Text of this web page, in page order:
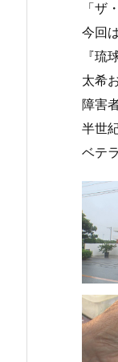
「ザ
今回
『琉
太希
障害
半世
ベテ